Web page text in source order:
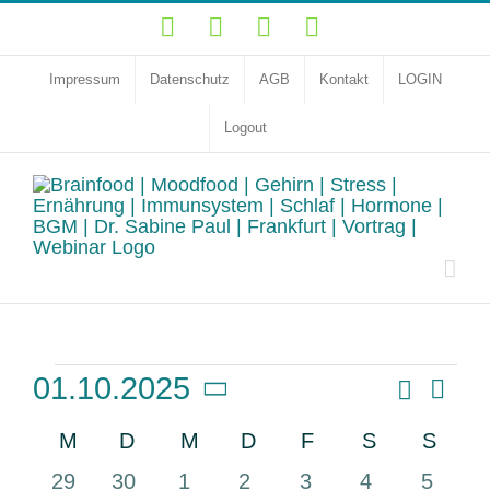
Zum
springen
YouTubeFacebookInstagram
Impressum Datenschutz AGB Kontakt LOGIN
Logout
Veranstaltungen
und
Suche
Monat
01.10.2025
Datum
wählen.
Kalender
M Montag
D Dienstag
M Mittwoch
D Donnerstag
F Freitag
SSamstag
S
0
29
0
30
1
1
0
2
0
3
0
4
0
5